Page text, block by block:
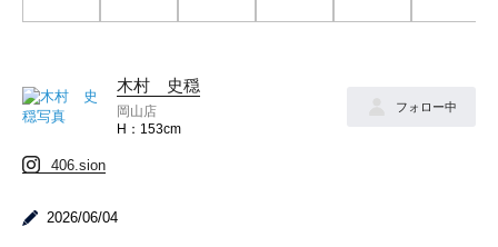
木村 史穏
岡山店
153cm
フォロー中
406.sion
2026/06/04